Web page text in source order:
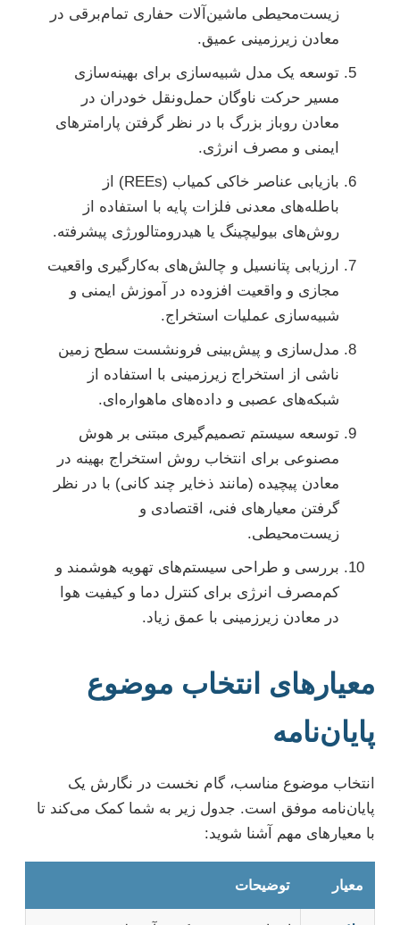
زیست‌محیطی ماشین‌آلات حفاری تمام‌برقی در
معادن زیرزمینی عمیق.
توسعه یک مدل شبیه‌سازی برای بهینه‌سازی
مسیر حرکت ناوگان حمل‌ونقل خودران در
معادن روباز بزرگ با در نظر گرفتن پارامترهای
ایمنی و مصرف انرژی.
بازیابی عناصر خاکی کمیاب (REEs) از
باطله‌های معدنی فلزات پایه با استفاده از
روش‌های بیولیچینگ یا هیدرومتالورژی پیشرفته.
ارزیابی پتانسیل و چالش‌های به‌کارگیری واقعیت
مجازی و واقعیت افزوده در آموزش ایمنی و
شبیه‌سازی عملیات استخراج.
مدل‌سازی و پیش‌بینی فرونشست سطح زمین
ناشی از استخراج زیرزمینی با استفاده از
شبکه‌های عصبی و داده‌های ماهواره‌ای.
توسعه سیستم تصمیم‌گیری مبتنی بر هوش
مصنوعی برای انتخاب روش استخراج بهینه در
معادن پیچیده (مانند ذخایر چند کانی) با در نظر
گرفتن معیارهای فنی، اقتصادی و
زیست‌محیطی.
بررسی و طراحی سیستم‌های تهویه هوشمند و
کم‌مصرف انرژی برای کنترل دما و کیفیت هوا
در معادن زیرزمینی با عمق زیاد.
معیارهای انتخاب موضوع
پایان‌نامه
انتخاب موضوع مناسب، گام نخست در نگارش یک
پایان‌نامه موفق است. جدول زیر به شما کمک می‌کند تا
با معیارهای مهم آشنا شوید:
معیار توضیحات